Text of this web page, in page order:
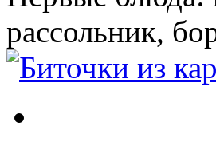
рассольник,